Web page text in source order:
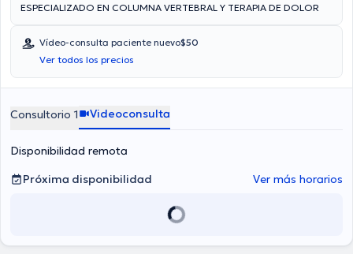
ESPECIALIZADO EN COLUMNA VERTEBRAL Y TERAPIA DE DOLOR
Vídeo-consulta paciente nuevo$50
Ver todos los precios
Consultorio 1 Videoconsulta
Disponibilidad remota
Próxima disponibilidad
Ver más horarios